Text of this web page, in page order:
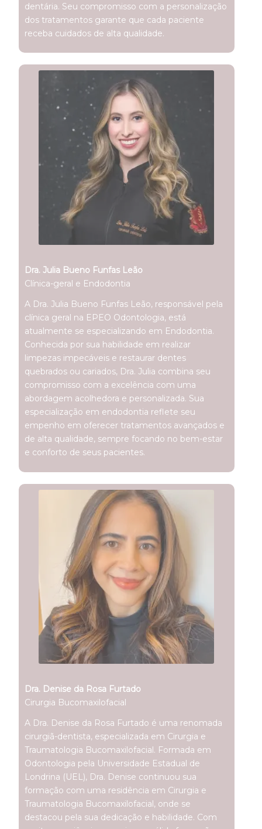
dentária. Seu compromisso com a personalização
dos tratamentos garante que cada paciente
receba cuidados de alta qualidade.
Dra. Julia Bueno Funfas Leão
Clínica-geral e Endodontia
A Dra. Julia Bueno Funfas Leão, responsável pela
clínica geral na EPEO Odontologia, está
atualmente se especializando em Endodontia.
Conhecida por sua habilidade em realizar
limpezas impecáveis e restaurar dentes
quebrados ou cariados, Dra. Julia combina seu
compromisso com a excelência com uma
abordagem acolhedora e personalizada. Sua
especialização em endodontia reflete seu
empenho em oferecer tratamentos avançados e
de alta qualidade, sempre focando no bem-estar
e conforto de seus pacientes.
Dra. Denise da Rosa Furtado
Cirurgia Bucomaxilofacial
A Dra. Denise da Rosa Furtado é uma renomada
cirurgiã-dentista, especializada em Cirurgia e
Traumatologia Bucomaxilofacial. Formada em
Odontologia pela Universidade Estadual de
Londrina (UEL), Dra. Denise continuou sua
formação com uma residência em Cirurgia e
Traumatologia Bucomaxilofacial, onde se
destacou pela sua dedicação e habilidade. Com